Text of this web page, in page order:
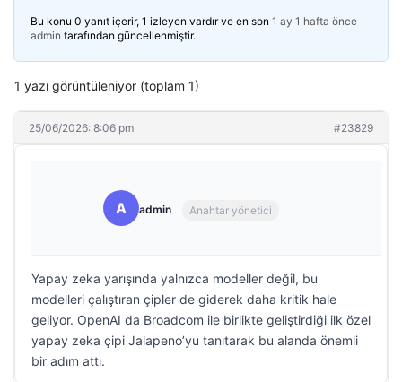
Bu konu 0 yanıt içerir, 1 izleyen vardır ve en son 1 ay 1 hafta önce
admin tarafından güncellenmiştir.
1 yazı görüntüleniyor (toplam 1)
25/06/2026: 8:06 pm #23829
A admin Anahtar yönetici
Yapay zeka yarışında yalnızca modeller değil, bu
modelleri çalıştıran çipler de giderek daha kritik hale
geliyor. OpenAI da Broadcom ile birlikte geliştirdiği ilk özel
yapay zeka çipi Jalapeno’yu tanıtarak bu alanda önemli
bir adım attı.